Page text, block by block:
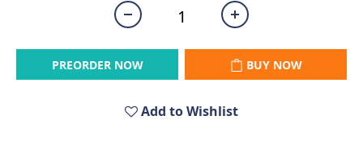
PREORDER NOW BUY NOW
Add to Wishlist